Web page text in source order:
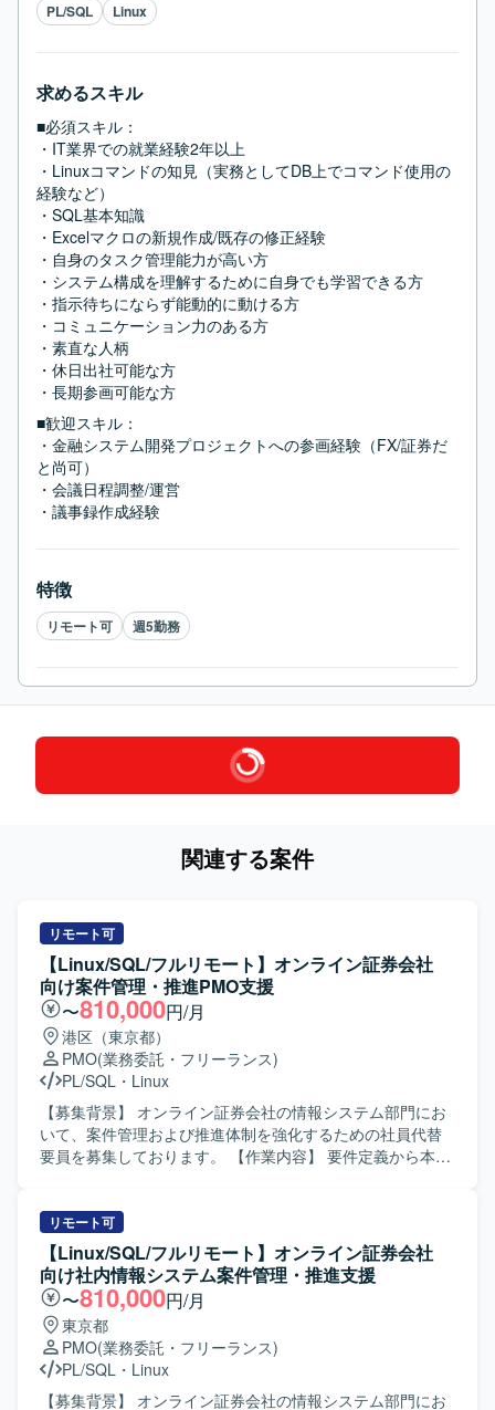
PL/SQL Linux
求めるスキル
■必須スキル：
・IT業界での就業経験2年以上
・Linuxコマンドの知見（実務としてDB上でコマンド使用の
経験など）
・SQL基本知識
・Excelマクロの新規作成/既存の修正経験
・自身のタスク管理能力が高い方
・システム構成を理解するために自身でも学習できる方
・指示待ちにならず能動的に動ける方
・コミュニケーション力のある方
・素直な人柄
・休日出社可能な方
・長期参画可能な方
■歓迎スキル：
・金融システム開発プロジェクトへの参画経験（FX/証券だ
と尚可）
・会議日程調整/運営
・議事録作成経験
特徴
リモート可 週5勤務
関連する案件
リモート可
【Linux/SQL/フルリモート】オンライン証券会社
向け案件管理・推進PMO支援
〜810,000円/月
港区（東京都）
PMO(業務委託・フリーランス)
PL/SQL ・ Linux
【募集背景】 オンライン証券会社の情報システム部門にお
いて、案件管理および推進体制を強化するための社員代替
要員を募集しております。 【作業内容】 要件定義から本番
プロジェクト計画書を作成していただきます。設計からテ
ストフェーズにかけては、外部ベンダーへの委託に伴うベ
ンダーコントロールを実施し、進捗・課題・品質・コスト
の管理を行います。また、社内の品質管理部門に対して品
質状況の報告を行っていただきます。 【求める人物像】 関
係者と円滑にコミュニケーションを取りながら、主体的に
案件を推進できる方を求めております。状況変化に柔軟に
対応しつつ、ドキュメントを用いた分かりやすい説明や調
整ができる方が望ましいです。 【ポジションの魅力】 オン
リモート可
【Linux/SQL/フルリモート】オンライン証券会社
向け社内情報システム案件管理・推進支援
〜810,000円/月
東京都
PMO(業務委託・フリーランス)
PL/SQL ・ Linux
【募集背景】 オンライン証券会社の情報システム部門にお